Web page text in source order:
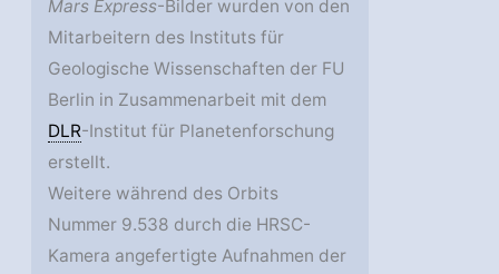
Mars Express-Bilder wurden von den
Mitarbeitern des Instituts für
Geologische Wissenschaften der FU
Berlin in Zusammenarbeit mit dem
DLR-Institut für Planetenforschung
erstellt.
Weitere während des Orbits
Nummer 9.538 durch die HRSC-
Kamera angefertigte Aufnahmen der